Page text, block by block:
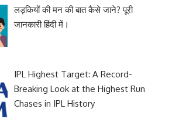
लड़कियों की मन की बात कैसे जाने? पूरी
जानकारी हिंदी में।
IPL Highest Target: A Record-
Breaking Look at the Highest Run
Chases in IPL History